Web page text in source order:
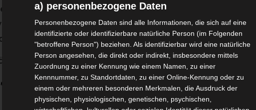
Zuwachs verzeichnen, wird der
Mangel an Fachkräften die
lange Zeit beschäftigen.
wiso-vom-21-februar-2022-100.html
a) personenbezogene Daten
Personenbezogene Daten sind alle Informationen, die sich auf eine
identifizierte oder identifizierbare natürliche Person (im Folgenden
"betroffene Person") beziehen. Als identifizierbar wird eine natürliche
Person angesehen, die direkt oder indirekt, insbesondere mittels
Zuordnung zu einer Kennung wie einem Namen, zu einer
Kennnummer, zu Standortdaten, zu einer Online-Kennung oder zu
einem oder mehreren besonderen Merkmalen, die Ausdruck der
physischen, physiologischen, genetischen, psychischen,